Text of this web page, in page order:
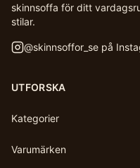
skinnsoffa för ditt
stilar.
@skinnsoffor_se på
UTFORSKA
Kategorier
Varumärken